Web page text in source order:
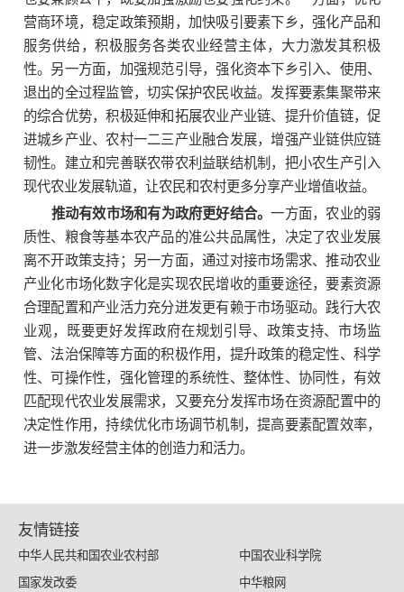
营商环境，稳定政策预期，加快吸引要素下乡，强化产品和
服务供给，积极服务各类农业经营主体，大力激发其积极
性。另一方面，加强规范引导，强化资本下乡引入、使用、
退出的全过程监管，切实保护农民收益。发挥要素集聚带来
的综合优势，积极延伸和拓展农业产业链、提升价值链，促
进城乡产业、农村一二三产业融合发展，增强产业链供应链
韧性。建立和完善联农带农利益联结机制，把小农生产引入
现代农业发展轨道，让农民和农村更多分享产业增值收益。
推动有效市场和有为政府更好结合。一方面，农业的弱
质性、粮食等基本农产品的准公共品属性，决定了农业发展
离不开政策支持；另一方面，通过对接市场需求、推动农业
产业化市场化数字化是实现农民增收的重要途径，要素资源
合理配置和产业活力充分迸发更有赖于市场驱动。践行大农
业观，既要更好发挥政府在规划引导、政策支持、市场监
管、法治保障等方面的积极作用，提升政策的稳定性、科学
性、可操作性，强化管理的系统性、整体性、协同性，有效
匹配现代农业发展需求，又要充分发挥市场在资源配置中的
决定性作用，持续优化市场调节机制，提高要素配置效率，
进一步激发经营主体的创造力和活力。
友情链接
中华人民共和国农业农村部
中国农业科学院
国家发改委
中华粮网